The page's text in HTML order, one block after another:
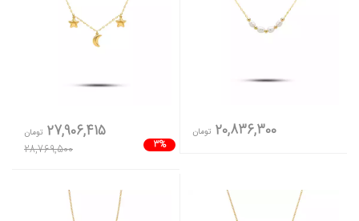
20,836,300 تومان
3%
27,906,415 تومان
28,769,500